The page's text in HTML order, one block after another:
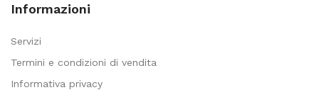
Informazioni
Servizi
Termini e condizioni di vendita
Informativa privacy